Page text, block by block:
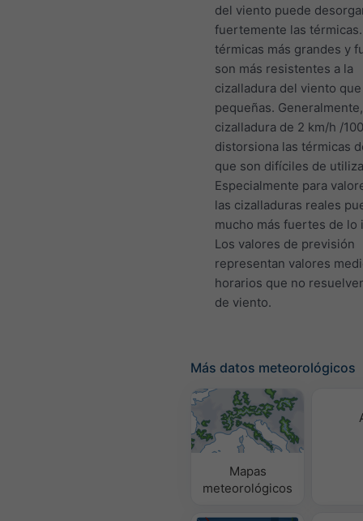
del viento puede
fuertemente las
térmicas más grandes y
son más resistentes a la
cizalladura del viento
pequeñas.
cizalladura de 2 km/h /
distorsiona las térmicas
que son difíciles de
Especialmente para
las cizalladuras reales
mucho más fuertes de lo
Los valores de previsión
representan valores
horarios que no
de viento.
Más datos meteorológicos
Mapas
meteorológicos